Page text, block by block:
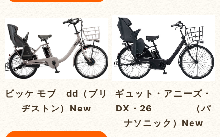
ビッケ モブ dd（ブリ
ヂストン）New
ギュット・アニーズ・
DX・26 （パ
ナソニック）New